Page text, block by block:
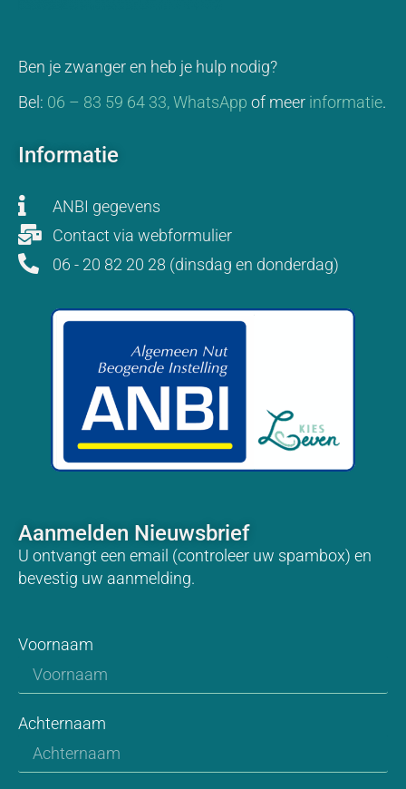
Ben je zwanger en heb je hulp nodig?
Bel: 06 – 83 59 64 33,WhatsApp of meer informatie.
Informatie
ANBI gegevens
Contact via webformulier
06 - 20 82 20 28 (dinsdag en donderdag)
Aanmelden Nieuwsbrief
U ontvangt een email (controleer uw spambox) en
bevestig uw aanmelding.
Voornaam
Achternaam